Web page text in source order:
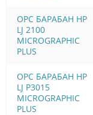
OPC БАРАБАН HP
LJ 2100
MICROGRAPHIC
PLUS
OPC БАРАБАН HP
LJ P3015
MICROGRAPHIC
PLUS